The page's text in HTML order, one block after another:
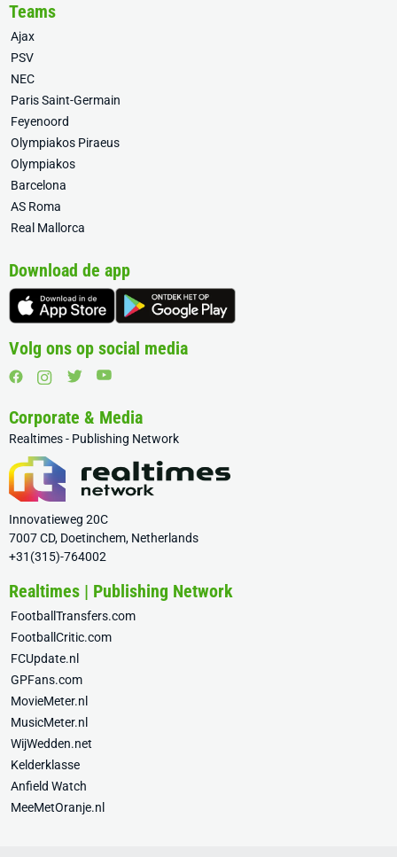
Teams
Ajax
PSV
NEC
Paris Saint-Germain
Feyenoord
Olympiakos Piraeus
Olympiakos
Barcelona
AS Roma
Real Mallorca
Download de app
Volg ons op social media
Corporate & Media
Realtimes - Publishing Network
Innovatieweg 20C
7007 CD, Doetinchem, Netherlands
+31(315)-764002
Realtimes | Publishing Network
FootballTransfers.com
FootballCritic.com
FCUpdate.nl
GPFans.com
MovieMeter.nl
MusicMeter.nl
WijWedden.net
Kelderklasse
Anfield Watch
MeeMetOranje.nl